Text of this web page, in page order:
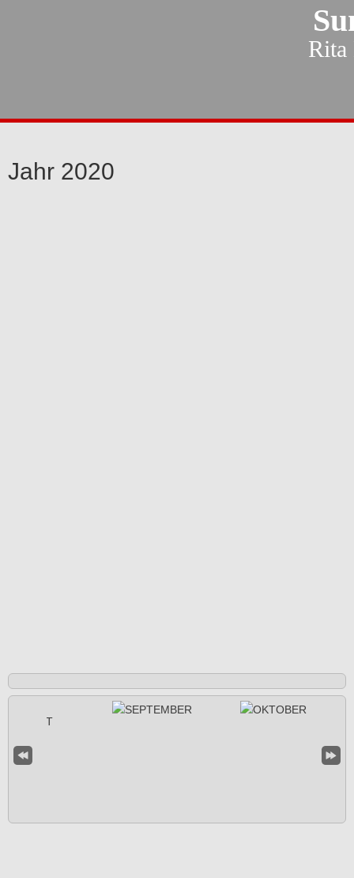
Rita
Jahr 2020